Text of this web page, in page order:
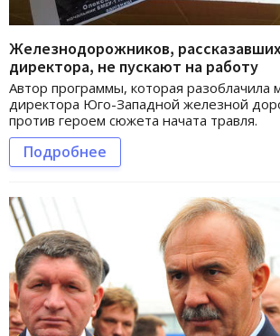
Железнодорожников,
директора, не пускают на работу
Автор программы, которая разоблачила
директора Юго-Западной железной
против героем сюжета начата травля.
Подробнее